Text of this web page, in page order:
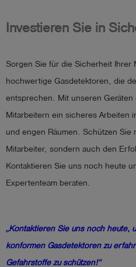
Investieren Sie in
Sorgen Sie für die Sicherheit Ihrer
hochwertige Gasdetektoren, die
entsprechen. Mit unseren Geräten
Mitarbeitern ein sicheres Arbeiten
und engen Räumen. Schützen Sie
Mitarbeiter, sondern auch den
Kontaktieren Sie uns noch heute
Expertenteam beraten.
„Kontaktieren Sie uns noch heute,
konformen Gasdetektoren zu
Gefahrstoffe zu schützen!“